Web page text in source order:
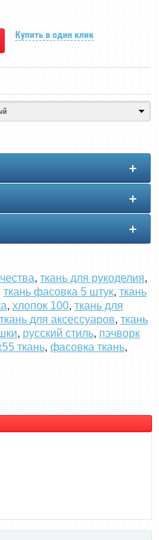
Купить в один клик
, ткань для рукоделия,
ткань фасовка 5 штук, ткань
, хлопок 100, ткань для
ткань для аксессуаров, ткань
, русский стиль, пэчворк
ткань, фасовка ткань,